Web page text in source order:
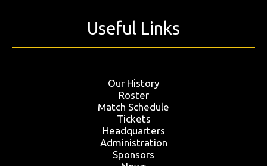
Useful Links
Our History
Roster
Match Schedule
Tickets
Headquarters
Administration
Sponsors